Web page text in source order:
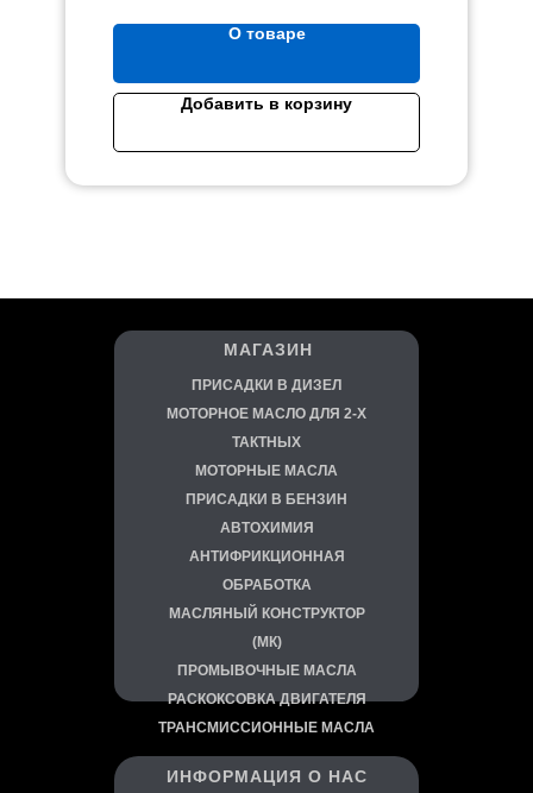
О товаре
Добавить в корзину
МАГАЗИН
ПРИСАДКИ В ДИЗЕЛ
МОТОРНОЕ МАСЛО ДЛЯ 2-Х
ТАКТНЫХ
МОТОРНЫЕ МАСЛА
ПРИСАДКИ В БЕНЗИН
АВТОХИМИЯ
АНТИФРИКЦИОННАЯ
ОБРАБОТКА
МАСЛЯНЫЙ КОНСТРУКТОР
(МК)
ПРОМЫВОЧНЫЕ МАСЛА
РАСКОКСОВКА ДВИГАТЕЛЯ
ТРАНСМИССИОННЫЕ МАСЛА
ИНФОРМАЦИЯ О НАС